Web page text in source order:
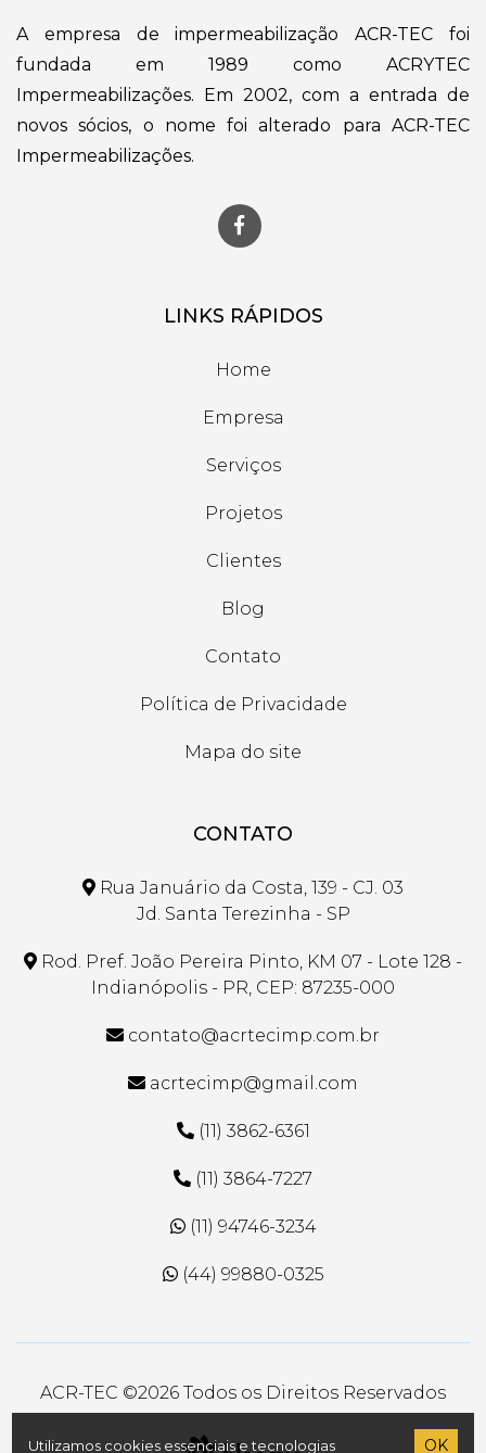
A empresa de impermeabilização ACR-TEC foi
fundada em 1989 como ACRYTEC
Impermeabilizações. Em 2002, com a entrada de
novos sócios, o nome foi alterado para ACR-TEC
Impermeabilizações.
LINKS RÁPIDOS
Home
Empresa
Serviços
Projetos
Clientes
Blog
Contato
Política de Privacidade
Mapa do site
CONTATO
Rua Januário da Costa, 139 - CJ. 03
Jd. Santa Terezinha - SP
Rod. Pref. João Pereira Pinto, KM 07 - Lote 128 -
Indianópolis - PR, CEP: 87235-000
contato@acrtecimp.com.br
acrtecimp@gmail.com
(11) 3862-6361
(11) 3864-7227
(11) 94746-3234
(44) 99880-0325
ACR-TEC ©2026 Todos os Direitos Reservados
Utilizamos cookies essenciais e tecnologias OK